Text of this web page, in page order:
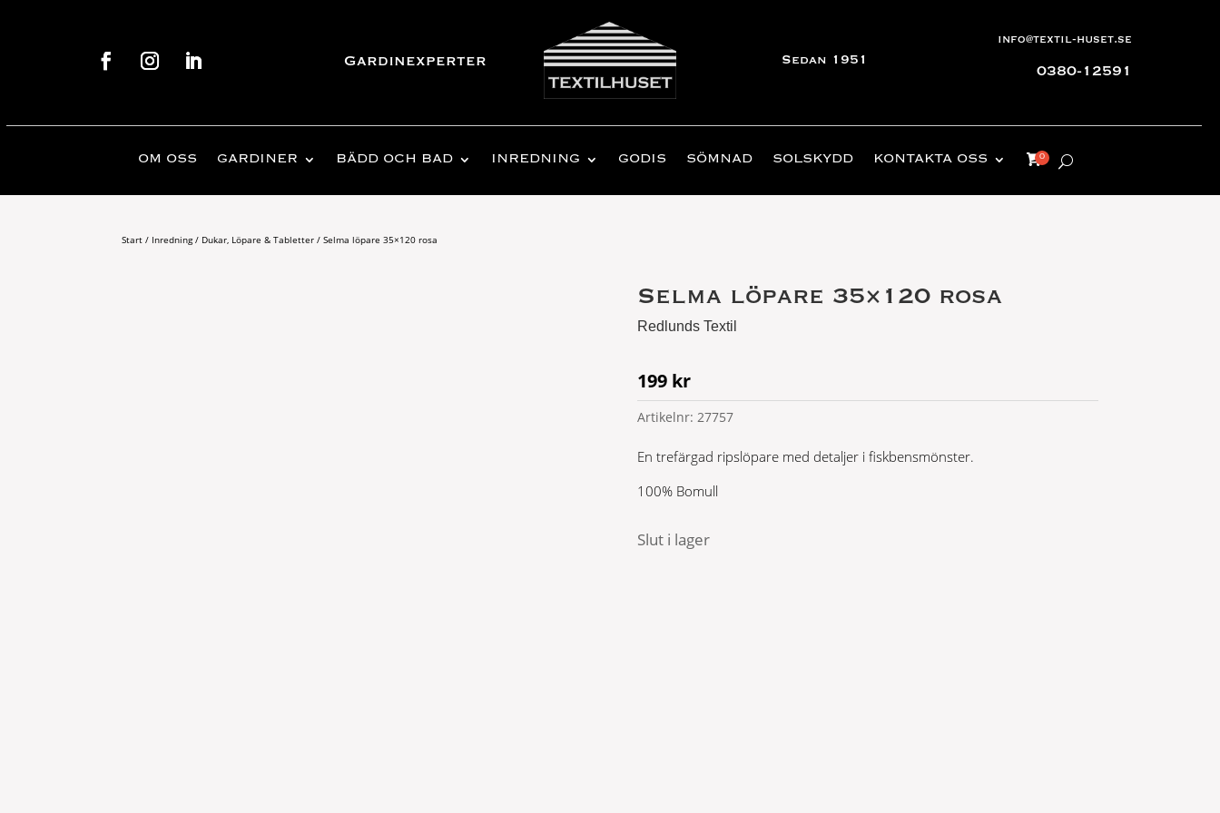
Gardinexperter Sedan 1951
info@textil-huset.se
0380-12591
OM OSS GARDINER BÄDD OCH BAD INREDNING GODIS SÖMNAD SOLSKYDD KONTAKTA OSS
Start / Inredning/ Dukar, Löpare & Tabletter / Selma löpare 35×120 rosa
Selma löpare 35×120 rosa
Redlunds Textil
199 kr
Artikelnr: 27757
En trefärgad ripslöpare med detaljer i fiskbensmönster.
100% Bomull
Slut i lager